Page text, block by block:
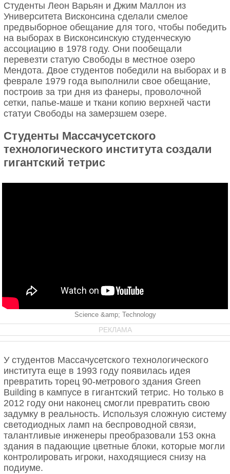
Студенты Леон Варьян и Джим Маллон из
Университета Висконсина сделали смелое
предвыборное обещание для того, чтобы победить
на выборах в Висконсинскую студенческую
ассоциацию в 1978 году. Они пообещали
перевезти статую Свободы в местное озеро
Мендота. Двое студентов победили на выборах и в
феврале 1979 года выполнили свое обещание,
построив за три дня из фанеры, проволочной
сетки, папье-маше и ткани копию верхней части
статуи Свободы на замерзшем озере.
Студенты Массачусетского
технологического института создали
гигантский тетрис
Science &amp; Technology
РЕКЛАМА
У студентов Массачусетского технологического
института еще в 1993 году появилась идея
превратить торец 90-метрового здания Green
Building в кампусе в гигантский тетрис. Но только в
2012 году они наконец смогли превратить свою
задумку в реальность. Используя сложную систему
светодиодных ламп на беспроводной связи,
талантливые инженеры преобразовали 153 окна
здания в падающие цветные блоки, которые могли
контролировать игроки, находящиеся снизу на
подиуме.